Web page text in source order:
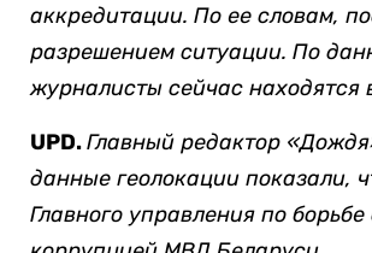
аккредитации. По ее словам,
разрешением ситуации. По
журналисты сейчас
UPD.Главный редактор
данные геолокации показали,
Главного управления по